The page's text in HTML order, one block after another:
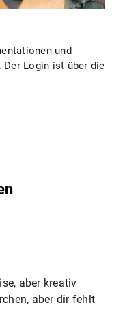
und
Der Login ist über die
aber kreativ
aber dir fehlt